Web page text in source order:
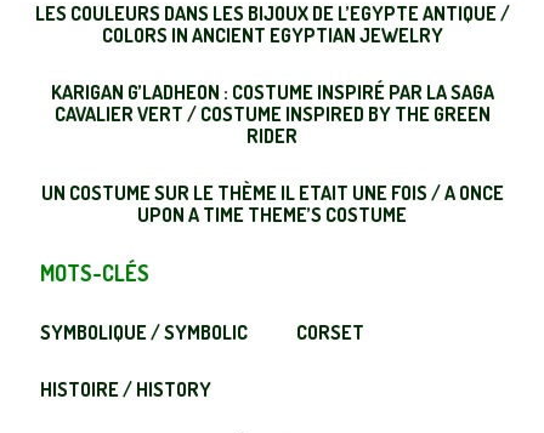
LES COULEURS DANS LES BIJOUX DE L’EGYPTE ANTIQUE /
COLORS IN ANCIENT EGYPTIAN JEWELRY
KARIGAN G’LADHEON : COSTUME INSPIRÉ PAR LA SAGA
CAVALIER VERT / COSTUME INSPIRED BY THE GREEN
RIDER
UN COSTUME SUR LE THÈME IL ETAIT UNE FOIS / A ONCE
UPON A TIME THEME’S COSTUME
MOTS-CLÉS
SYMBOLIQUE / SYMBOLIC CORSET
HISTOIRE / HISTORY